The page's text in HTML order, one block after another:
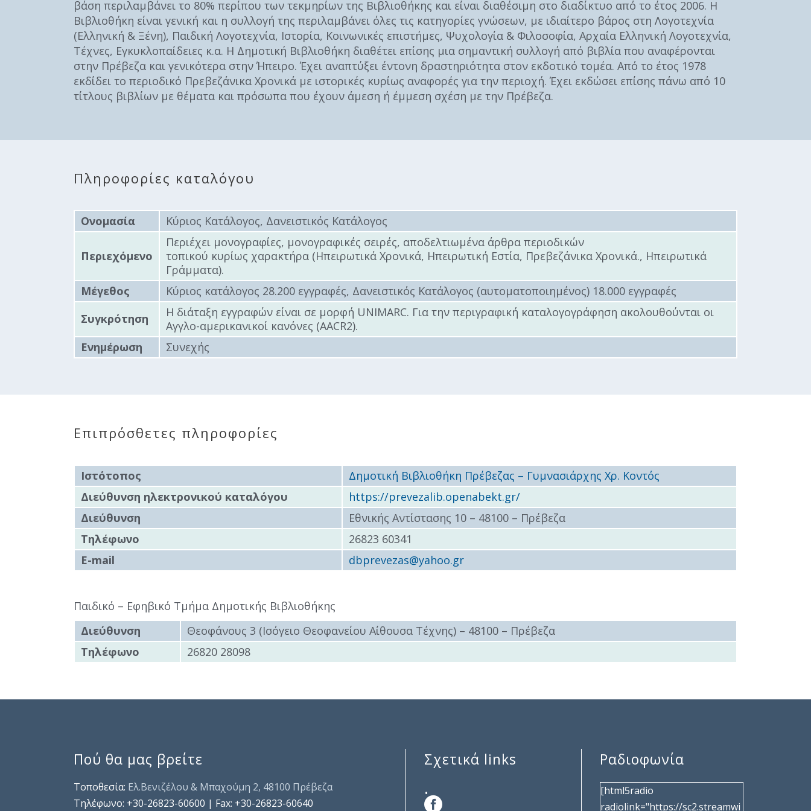
Επιτροπή
Δημοτικές
Ενότητες
περιβάλλον
Δημοτική
αστυνομία
Γραφείο εσόδων
Παιδικοί σταθμοί
Κοινωνικό
παντοπωλείο
Kοινωνικό
φαρμακείο
Πρόγραμμα
“Βοήθεια στο σπίτι”
Ηλικιωμένων
Υποδομές
Εκδηλώσεις
Δημοτική
Βιβλιοθήκη
Δίκτυο
Εθελοντισμού
Δήμου Πρέβεζας
βάση περιλαμβάνει το 80% περίπου των τεκμηρίων της Βιβλιοθήκης και είναι διαθέσιμη στο διαδίκτυο από το έτος 2006. Η
Βιβλιοθήκη είναι γενική και η συλλογή της περιλαμβάνει όλες τις κατηγορίες γνώσεων, με ιδιαίτερο βάρος στη Λογοτεχνία
(Ελληνική & Ξένη), Παιδική Λογοτεχνία, Ιστορία, Κοινωνικές επιστήμες, Ψυχολογία & Φιλοσοφία, Αρχαία Ελληνική Λογοτεχνία,
Τέχνες, Εγκυκλοπαίδειες κ.α. Η Δημοτική Βιβλιοθήκη διαθέτει επίσης μια σημαντική συλλογή από βιβλία που αναφέρονται
στην Πρέβεζα και γενικότερα στην Ήπειρο. Έχει αναπτύξει έντονη δραστηριότητα στον εκδοτικό τομέα. Από το έτος 1978
εκδίδει το περιοδικό Πρεβεζάνικα Χρονικά με ιστορικές κυρίως αναφορές για την περιοχή. Έχει εκδώσει επίσης πάνω από 10
τίτλους βιβλίων με θέματα και πρόσωπα που έχουν άμεση ή έμμεση σχέση με την Πρέβεζα.
Πληροφορίες καταλόγου
Ονομασία Κύριος Κατάλογος, Δανειστικός Κατάλογος
Περιεχόμενο
Περιέχει μονογραφίες, μονογραφικές σειρές, αποδελτιωμένα άρθρα περιοδικών
τοπικού κυρίως χαρακτήρα (Ηπειρωτικά Χρονικά, Ηπειρωτική Εστία, Πρεβεζάνικα Χρονικά., Ηπειρωτικά
Γράμματα).
Μέγεθος
Κύριος κατάλογος 28.200 εγγραφές, Δανειστικός Κατάλογος (αυτοματοποιημένος) 18.000 εγγραφές
Συγκρότηση
Η διάταξη εγγραφών είναι σε μορφή UNIMARC. Για την περιγραφική καταλογογράφηση ακολουθούνται οι
Αγγλο-αμερικανικοί κανόνες (AACR2).
Ενημέρωση
Συνεχής
Επιπρόσθετες πληροφορίες
Ιστότοπος
Δημοτική Βιβλιοθήκη Πρέβεζας – Γυμνασιάρχης Χρ. Κοντός
Διεύθυνση ηλεκτρονικού καταλόγου
https://prevezalib.openabekt.gr/
Διεύθυνση
Εθνικής Αντίστασης 10 – 48100 – Πρέβεζα
Τηλέφωνο
26823 60341
E-mail
dbprevezas@yahoo.gr
Παιδικό – Εφηβικό Τμήμα Δημοτικής Βιβλιοθήκης
Διεύθυνση
Θεοφάνους 3 (Ισόγειο Θεοφανείου Αίθουσα Τέχνης) – 48100 – Πρέβεζα
Τηλέφωνο
26820 28098
Πού θα μας βρείτε
Τοποθεσία: Ελ.Βενιζέλου & Μπαχούμη 2, 48100 Πρέβεζα
Τηλέφωνo: +30-26823-60600 | Fax: +30-26823-60640
Σχετικά links
.
Ραδιοφωνία
[html5radio
radiolink="https://sc2.streamwi